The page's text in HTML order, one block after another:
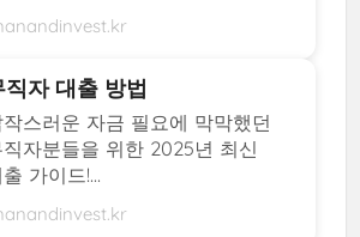
직자 대출 방법
작스러운 자금 필요에 막막했던
직자분들을 위한 2025년 최신
가이드!...